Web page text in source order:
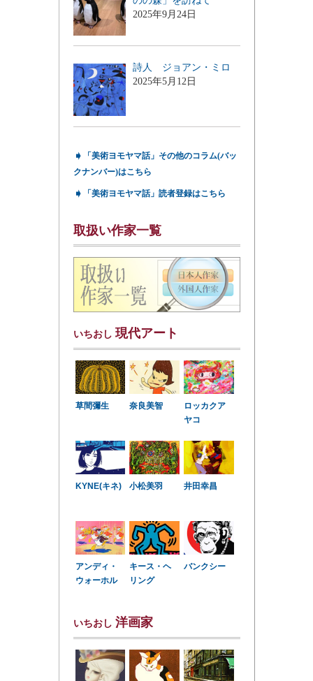
2025年9月24日
詩人 ジョアン・ミロ
2025年5月12日
➧
「美術ヨモヤマ話」その他のコラム(バッ
クナンバー)はこちら
➧ 「美術ヨモヤマ話」読者登録はこちら
取扱い作家一覧
いちおし 現代アート
草間彌生 奈良美智
ロッカクア
ヤコ
KYNE(キネ) 小松美羽 井田幸昌
アンディ・
ウォーホル
キース・ヘ
リング
バンクシー
いちおし 洋画家